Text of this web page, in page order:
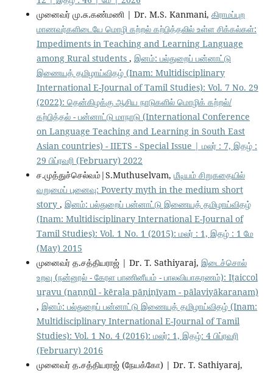
முனைவர் மு.சு.கண்மணி | Dr. M.S. Kanmani, கிராமப்புற
மாணவர்களிடையே மொழி கற்றல் கற்பித்தலில் உள்ள சிக்கல்கள்:
Impediments in Teaching and Learning Language
among Rural students , இனம்: பல்துறைப் பன்னாட்டு
இணையத் தமிழாய்விதழ் (Inam: Multidisciplinary
International E-Journal of Tamil Studies): Vol. 7 No. 29
(2022): தென்கிழக்கு ஆசிய நாடுகளில் மொழிக் கற்றல்/
கற்பித்தல் - பன்னாட்டு மாநாடு (International Conference
on Language Teaching and Learning in South East
Asian countries) - IIETS - Special Issue | மலர் : 7, இதழ் :
29 பிப்ரவரி (February) 2022
ச.முத்துச்செல்வம்|S.Muthuselvam, மீடியம் சிறுகதையில்
வறுமைப் புனைவு: Poverty myth in the medium short
story , இனம்: பல்துறைப் பன்னாட்டு இணையத் தமிழாய்விதழ்
(Inam: Multidisciplinary International E-Journal of
Tamil Studies): Vol. 1 No. 1 (2015): மலர் : 1, இதழ் : 1 மே
(May) 2015
முனைவர் த.சத்தியராஜ் | Dr. T. Sathiyaraj, இடைச்சொல்
உறவு (நன்னூல் - கேரள பாணினீயம் - பாலவியாகரணம்): Iṭaiccol
uṟavu (naṉṉūl - kēraḷa pāṇiṉīyam - pālaviyākaraṇam)
, இனம்: பல்துறைப் பன்னாட்டு இணையத் தமிழாய்விதழ் (Inam:
Multidisciplinary International E-Journal of Tamil
Studies): Vol. 1 No. 4 (2016): மலர்: 1, இதழ்: 4 பிப்ரவரி
(February) 2016
முனைவர் த.சத்தியராஜ் (நேயக்கோ) | Dr. T. Sathiyaraj,